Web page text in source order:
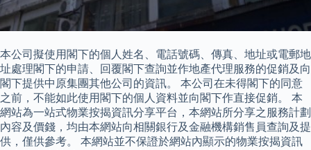
本公司擬使用閣下的個人姓名、電話號碼、傳真、地址或電郵地
址處理閣下的申請、回覆閣下查詢並作地產代理服務的促銷及向
閣下提供中原集團其他公司的資訊。 本公司在未得閣下的同意
之前，不能如此使用閣下的個人資料並向閣下作直接促銷。 本
網站為一站式物業按揭資訊分享平台，本網站所分享之服務計劃
內容及價錢，均由本網站向相關銀行及金融機構銷售員查詢及提
供，僅供參考。 本網站並不保證於網站內顯示的物業按揭資訊